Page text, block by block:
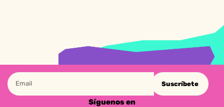
Suscríbete
Síguenos en